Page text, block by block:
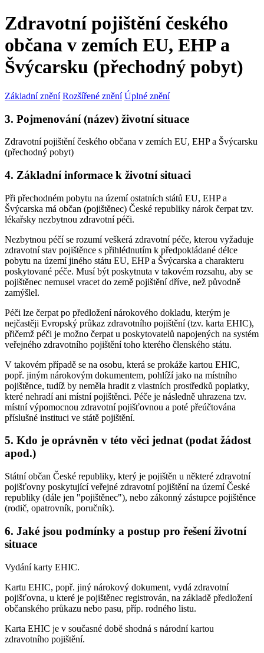
Zdravotní pojištění českého
občana v zemích EU, EHP a
Švýcarsku (přechodný pobyt)
Základní znění Rozšířené znění Úplné znění
3. Pojmenování (název) životní situace
Zdravotní pojištění českého občana v zemích EU, EHP a Švýcarsku
(přechodný pobyt)
4. Základní informace k životní situaci
Při přechodném pobytu na území ostatních států EU, EHP a
Švýcarska má občan (pojištěnec) České republiky nárok čerpat tzv.
lékařsky nezbytnou zdravotní péči.
Nezbytnou péčí se rozumí veškerá zdravotní péče, kterou vyžaduje
zdravotní stav pojištěnce s přihlédnutím k předpokládané délce
pobytu na území jiného státu EU, EHP a Švýcarska a charakteru
poskytované péče. Musí být poskytnuta v takovém rozsahu, aby se
pojištěnec nemusel vracet do země pojištění dříve, než původně
zamýšlel.
Péči lze čerpat po předložení nárokového dokladu, kterým je
nejčastěji Evropský průkaz zdravotního pojištění (tzv. karta EHIC),
přičemž péči je možno čerpat u poskytovatelů napojených na systém
veřejného zdravotního pojištění toho kterého členského státu.
V takovém případě se na osobu, která se prokáže kartou EHIC,
popř. jiným nárokovým dokumentem, pohlíží jako na místního
pojištěnce, tudíž by neměla hradit z vlastních prostředků poplatky,
které nehradí ani místní pojištěnci. Péče je následně uhrazena tzv.
místní výpomocnou zdravotní pojišťovnou a poté přeúčtována
příslušné instituci ve státě pojištění.
5. Kdo je oprávněn v této věci jednat (podat žádost
apod.)
Státní občan České republiky, který je pojištěn u některé zdravotní
pojišťovny poskytující veřejné zdravotní pojištění na území České
republiky (dále jen "pojištěnec"), nebo zákonný zástupce pojištěnce
(rodič, opatrovník, poručník).
6. Jaké jsou podmínky a postup pro řešení životní
situace
Vydání karty EHIC.
Kartu EHIC, popř. jiný nárokový dokument, vydá zdravotní
pojišťovna, u které je pojištěnec registrován, na základě předložení
občanského průkazu nebo pasu, příp. rodného listu.
Karta EHIC je v současné době shodná s národní kartou
zdravotního pojištění.